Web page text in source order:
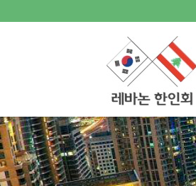
나눔터
- 한인동정
Sketchbook5, 스케치
Sketchbook5, 스케
Sketchbook5, 스케치
Sketchbook5, 스케